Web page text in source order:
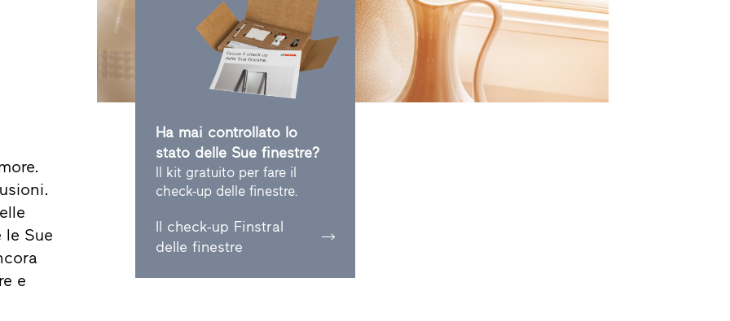
le Sue
e
Ha mai controllato lo
stato delle Sue finestre?
Il kit gratuito per fare il
check-up delle finestre.
Il check-up Finstral
delle finestre